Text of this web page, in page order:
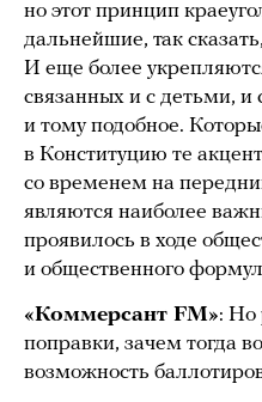
но этот принцип
дальнейшие, так
И еще более
связанных и с детьми,
и тому подобное.
в Конституцию те
со временем на
являются наиболее
проявилось в ходе
и общественного
«Коммерсант FM»: Но
поправки, зачем тогда
возможность